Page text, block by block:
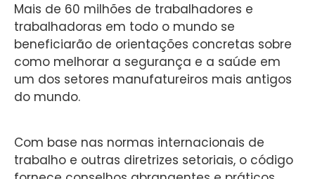
Mais de 60 milhões de trabalhadores e
trabalhadoras em todo o mundo se
beneficiarão de orientações concretas sobre
como melhorar a segurança e a saúde em
um dos setores manufatureiros mais antigos
do mundo.
Com base nas normas internacionais de
trabalho e outras diretrizes setoriais, o código